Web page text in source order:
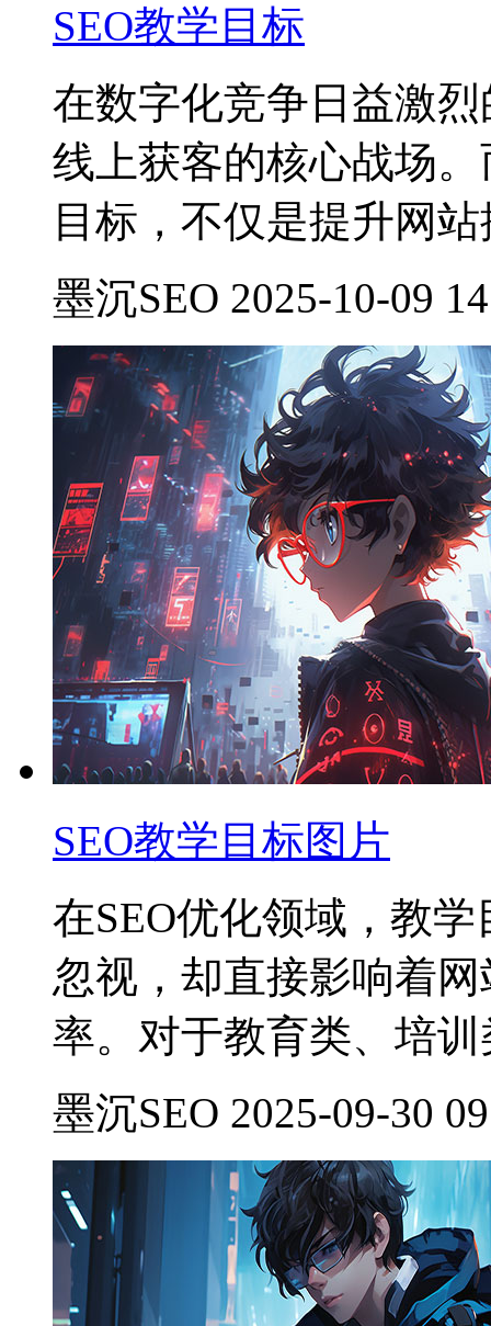
SEO教学目标
在数字化竞争日益激
线上获客的核心战场
目标，不仅是提升网
墨沉SEO 2025-10-09
SEO教学目标图片
在SEO优化领域，教
忽视，却直接影响着
率。对于教育类、培
墨沉SEO 2025-09-30